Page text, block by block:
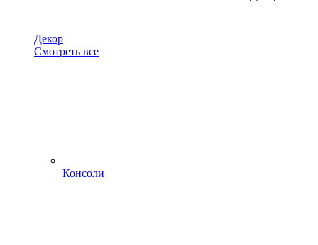
Декор
Смотреть все
Консоли